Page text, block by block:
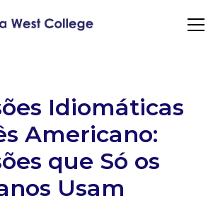
Idiomáticas
Americano:
que Só os
Usam